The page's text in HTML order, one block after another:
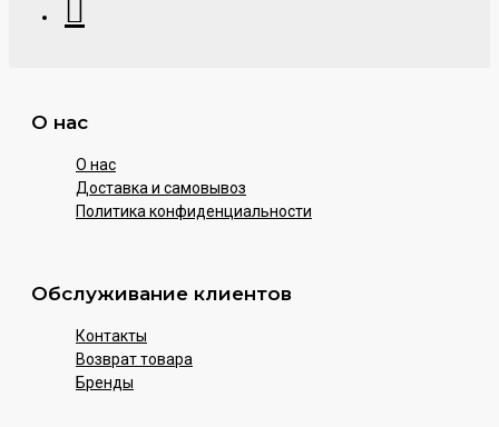
О нас
О нас
Доставка и самовывоз
Политика конфиденциальности
Обслуживание клиентов
Контакты
Возврат товара
Бренды